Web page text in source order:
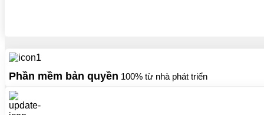
trên
sản
Phần mềm bản quyền 100% từ nhà phát triển